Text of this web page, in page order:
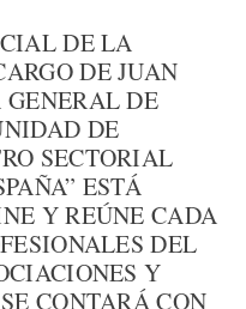
DE LA
DE JUAN
DE
DE
SECTORIAL
ESTÁ
Y REÚNE CADA
DEL
Y
CONTARÁ CON